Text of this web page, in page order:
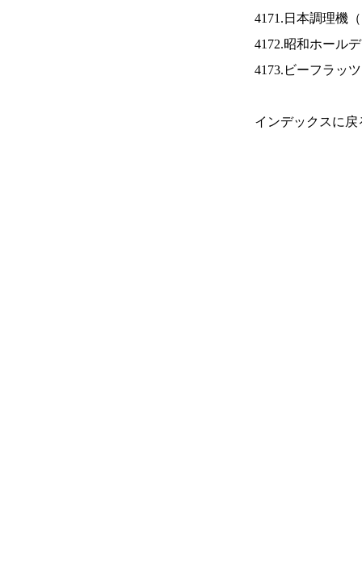
4171.日本調理機（
4172.昭和ホール
4173.ビーフラッ
インデックスに戻